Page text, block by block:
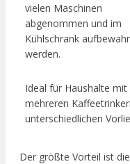
vielen Maschinen
abgenommen und im
Kühlschrank
werden.
Ideal für Haushalte mit
mehreren
unterschiedlichen
Der größte Vorteil ist